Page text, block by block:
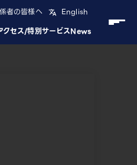
クセス/特別サービスNews
者の皆様へ English